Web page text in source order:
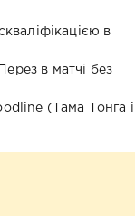
в
в матчі без
(Тама Тонга і